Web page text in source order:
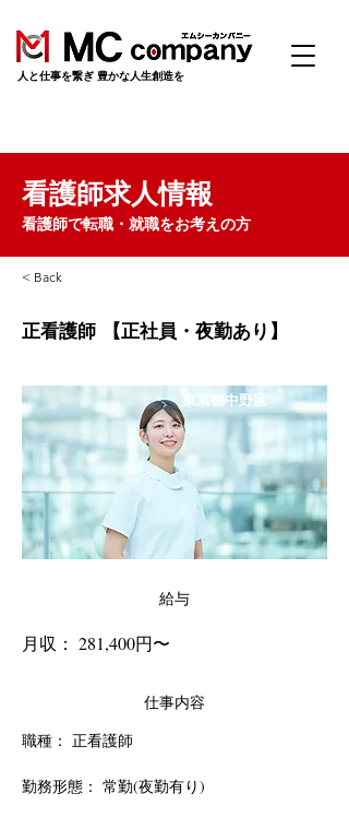
​人と仕事を繋ぎ 豊かな人生創造を
看護師求人情報
看護師で転職・就職をお考えの方
< Back
正看護師 【正社員・夜勤あり】
東京都中野区
給与
月収： 281,400円〜
仕事内容
職種： 正看護師
勤務形態： 常勤(夜勤有り)